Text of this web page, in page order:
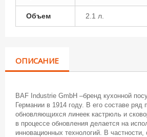
Объем 2.1 л.
ОПИСАНИЕ
BAF Industrie GmbH –бренд кухонной
Германии в 1914 году. В его составе ряд
обновляющихся линеек кастрюль и
в процессе обновления делается на
инновационных технологий. В